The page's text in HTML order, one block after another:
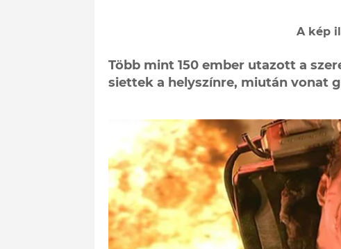
A kép
Több mint 150 ember utazott a
siettek a helyszínre, miután vonat